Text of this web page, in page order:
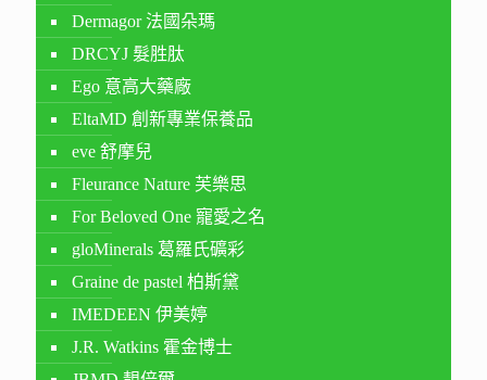
Dermagor 法國朵瑪
DRCYJ 髮胜肽
Ego 意高大藥廠
EltaMD 創新專業保養品
eve 舒摩兒
Fleurance Nature 芙樂思
For Beloved One 寵愛之名
gloMinerals 葛羅氏礦彩
Graine de pastel 柏斯黛
IMEDEEN 伊美婷
J.R. Watkins 霍金博士